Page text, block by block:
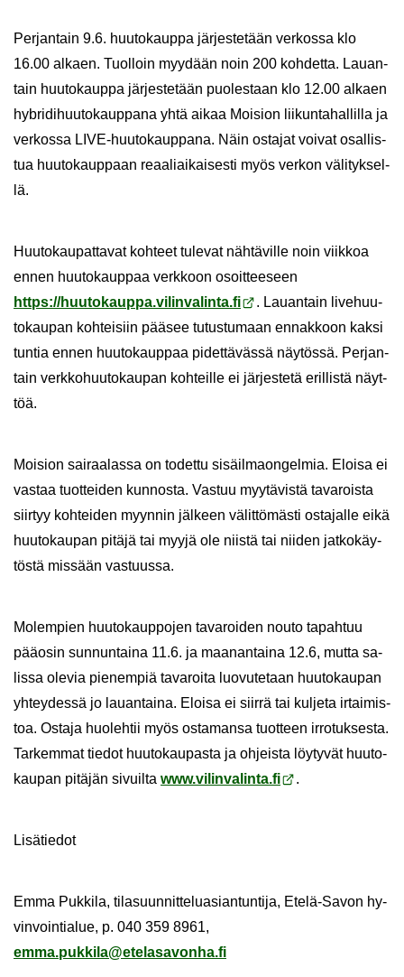
Per­jan­tain 9.6. huu­to­kaup­pa jär­jes­te­tään ver­kos­sa klo
16.00 al­kaen. Tuol­loin myy­dään noin 200 koh­det­ta. Lau­an­
tain huu­to­kaup­pa jär­jes­te­tään puo­les­taan klo 12.00 al­kaen
hy­bri­di­huu­to­kaup­pa­na yhtä aikaa Moi­sion lii­kun­ta­hal­lil­la ja
ver­kos­sa LIVE-​huutokauppana. Näin os­ta­jat voi­vat osal­lis­
tua huu­to­kaup­paan re­aa­liai­kai­ses­ti myös ver­kon vä­li­tyk­sel­
lä.
Huu­to­kau­pat­ta­vat koh­teet tu­le­vat näh­tä­vil­le noin viik­koa
ennen huu­to­kaup­paa verk­koon osoit­tee­seen
https://huu­to­kaup­pa.vi­lin­va­lin­ta.fi
. Lau­an­tain li­ve­huu­
to­kau­pan koh­tei­siin pää­see tu­tus­tu­maan en­nak­koon kaksi
tun­tia ennen huu­to­kaup­paa pi­det­tä­väs­sä näy­tös­sä. Per­jan­
tain verk­ko­huu­to­kau­pan koh­teil­le ei jär­jes­te­tä eril­lis­tä näyt­
töä.
Moi­sion sai­raa­las­sa on to­det­tu si­säil­maon­gel­mia. Eloi­sa ei
vas­taa tuot­tei­den kun­nos­ta. Vas­tuu myy­tä­vis­tä ta­va­rois­ta
siir­tyy koh­tei­den myyn­nin jäl­keen vä­lit­tö­mäs­ti os­ta­jal­le eikä
huu­to­kau­pan pi­tä­jä tai myyjä ole niis­tä tai nii­den jat­ko­käy­
tös­tä mis­sään vas­tuus­sa.
Mo­lem­pien huu­to­kaup­po­jen ta­va­roi­den nouto ta­pah­tuu
pää­osin sun­nun­tai­na 11.6. ja maa­nan­tai­na 12.6, mutta sa­
lis­sa ole­via pie­nem­piä ta­va­roi­ta luo­vu­te­taan huu­to­kau­pan
yh­tey­des­sä jo lau­an­tai­na. Eloi­sa ei siir­rä tai kul­je­ta ir­tai­mis­
toa. Os­ta­ja huo­leh­tii myös os­ta­man­sa tuot­teen ir­ro­tuk­ses­ta.
Tar­kem­mat tie­dot huu­to­kau­pas­ta ja oh­jeis­ta löy­ty­vät huu­to­
kau­pan pi­tä­jän si­vuil­ta www.vi­lin­va­lin­ta.fi .
Li­sä­tie­dot
Emma Puk­ki­la, ti­la­suun­nit­te­lu­asian­tun­ti­ja, Etelä-​Savon hy­
vin­voin­tia­lue, p. 040 359 8961,
emma.puk­ki­la@ete­la­sa­von­ha.fi